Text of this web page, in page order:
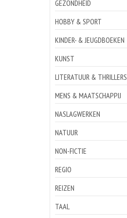
GEZONDHEID
HOBBY & SPORT
KINDER- & JEUGDBOEKEN
KUNST
LITERATUUR & THRILLERS
MENS & MAATSCHAPPIJ
NASLAGWERKEN
NATUUR
NON-FICTIE
REGIO
REIZEN
TAAL